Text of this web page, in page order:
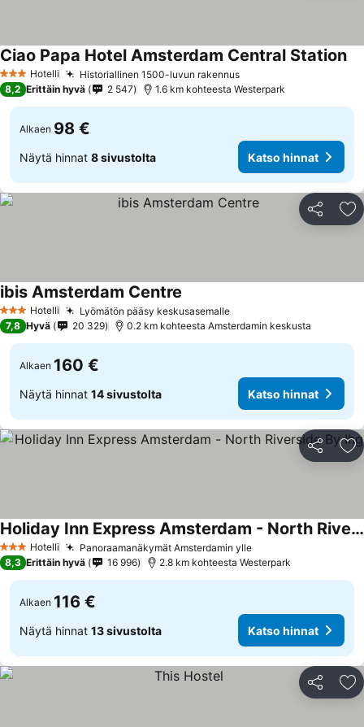
3 Tähtiluokitus
Hotelli Historiallinen 1500-luvun rakennus
Ciao Papa Hotel Amsterdam Central Station
8,2 Erittäin hyvä 2 547 1.6 km kohteesta Westerpark
Alkaen 98 €
Näytä hinnat 8 sivustolta Katso hinnat
Jaa
3 Tähtiluokitus
Hotelli Lyömätön pääsy keskusasemalle
ibis Amsterdam Centre
7,8 Hyvä 20 329 0.2 km kohteesta Amsterdamin keskusta
Alkaen 160 €
Näytä hinnat 14 sivustolta Katso hinnat
Jaa
3 Tähtiluokitus
Hotelli Panoraamanäkymät Amsterdamin ylle
Holiday Inn Express Amsterdam - North Riverside By Ihg
8,3 Erittäin hyvä 16 996 2.8 km kohteesta Westerpark
Alkaen 116 €
Näytä hinnat 13 sivustolta Katso hinnat
Jaa